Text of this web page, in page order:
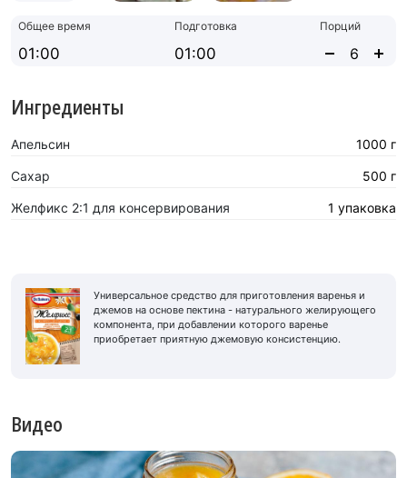
Общее время
01:00
Подготовка
01:00
Порций
Ингредиенты
Апельсин 1000 г
Сахар 500 г
Желфикс 2:1 для консервирования 1 упаковка
Универсальное средство для приготовления варенья и
джемов на основе пектина - натурального желирующего
компонента, при добавлении которого варенье
приобретает приятную джемовую консистенцию.
Видео